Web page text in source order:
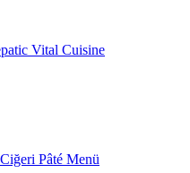
Vital Cuisine
Pâté Menü